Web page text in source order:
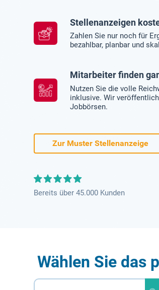
Stellenanzeigen
Zahlen Sie nur noch für
bezahlbar, planbar und
Mitarbeiter finden
Nutzen Sie die volle
inklusive. Wir
Jobbörsen.
Zur Muster Stellenanzeige
Bereits über 45.000 Kunden
Wählen Sie das